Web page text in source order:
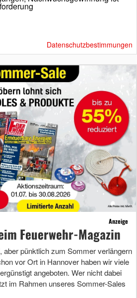
Datenschutzbestimmungen
Anzeige
Feuerwehr-Magazin
aber pünktlich zum Sommer verlängern
vor Ort in Hannover haben wir viele
angeboten. Wer nicht dabei
im Rahmen unseres Sommer-Sales